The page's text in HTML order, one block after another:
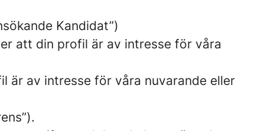
Kandidat”)
att din profil är av intresse för våra
är av intresse för våra nuvarande eller